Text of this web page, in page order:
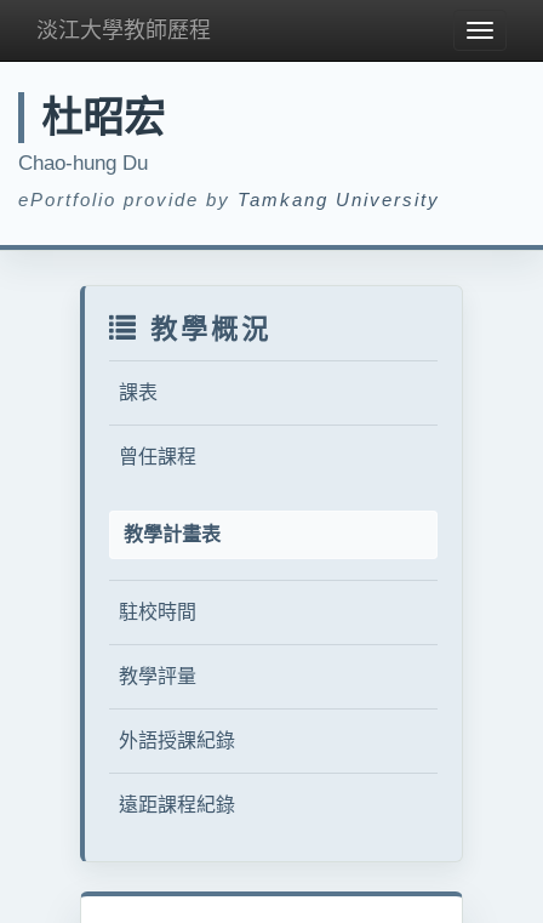
Toggle
淡江大學教師歷程
杜昭宏
Chao-hung Du
ePortfolio provide by Tamkang University
教學概況
課表
曾任課程
教學計畫表
駐校時間
教學評量
外語授課紀錄
遠距課程紀錄